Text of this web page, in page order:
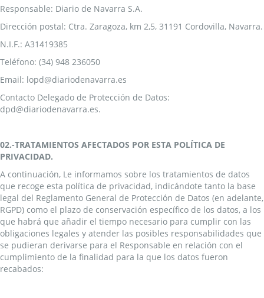
Responsable: Diario de Navarra S.A.
Dirección postal: Ctra. Zaragoza, km 2,5, 31191 Cordovilla, Navarra.
N.I.F.: A31419385
Teléfono: (34) 948 236050
Email: lopd@diariodenavarra.es
Contacto Delegado de Protección de Datos:
dpd@diariodenavarra.es.
02.-TRATAMIENTOS AFECTADOS POR ESTA POLÍTICA DE
PRIVACIDAD.
A continuación, Le informamos sobre los tratamientos de datos
que recoge esta política de privacidad, indicándote tanto la base
legal del Reglamento General de Protección de Datos (en adelante,
RGPD) como el plazo de conservación específico de los datos, a los
que habrá que añadir el tiempo necesario para cumplir con las
obligaciones legales y atender las posibles responsabilidades que
se pudieran derivarse para el Responsable en relación con el
cumplimiento de la finalidad para la que los datos fueron
recabados: